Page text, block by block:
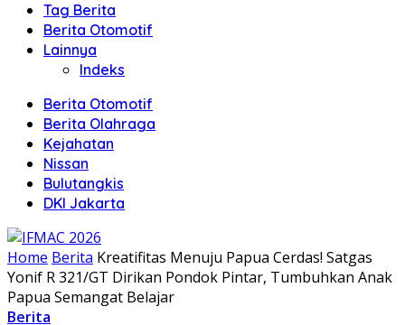
Tag Berita
Berita Otomotif
Lainnya
Indeks
Berita Otomotif
Berita Olahraga
Kejahatan
Nissan
Bulutangkis
DKI Jakarta
Home Berita Kreatifitas Menuju Papua Cerdas! Satgas
Yonif R 321/GT Dirikan Pondok Pintar, Tumbuhkan Anak
Papua Semangat Belajar
Berita